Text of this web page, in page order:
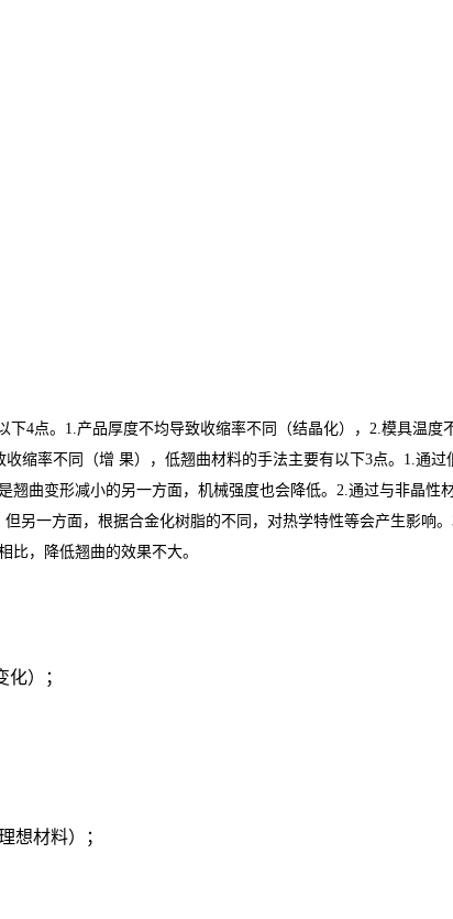
4点。1.产品厚度不均导致收缩率不同（结晶化），2.模具温度
缩率不同（增 果），低翘曲材料的手法主要有以下3点。1.通
曲变形减小的另一方面，机械强度也会降低。2.通过与非晶性
另一方面，根据合金化树脂的不同，对热学特性等会产生影响
比，降低翘曲的效果不大。
）；
材料）；